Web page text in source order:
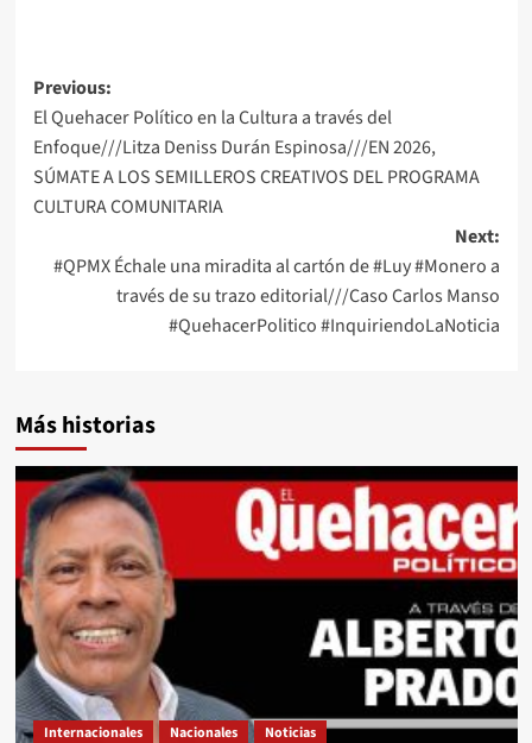
Post
navigation
Previous:
El Quehacer Político en la Cultura a través del
Enfoque///Litza Deniss Durán Espinosa///EN 2026,
SÚMATE A LOS SEMILLEROS CREATIVOS DEL PROGRAMA
CULTURA COMUNITARIA
Next:
#QPMX Échale una miradita al cartón de #Luy #Monero a
través de su trazo editorial///Caso Carlos Manso
#QuehacerPolitico #InquiriendoLaNoticia
Más historias
Internacionales Nacionales Noticias